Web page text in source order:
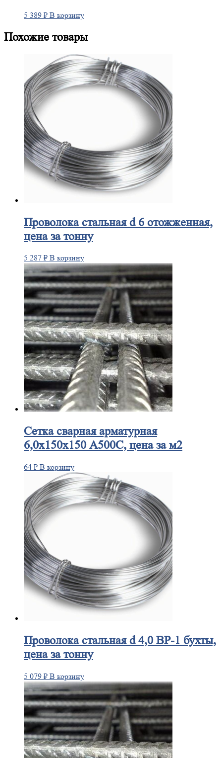
5 389 ₽ В корзину
Похожие товары
Проволокастальная d 6 отожженная,
цена за тонну
5 287 ₽ В корзину
Сеткасварная арматурная
6,0х150х150 А500С, цена за м2
64 ₽ В корзину
Проволокастальная d 4,0 ВР-1 бухты,
цена за тонну
5 079 ₽ В корзину